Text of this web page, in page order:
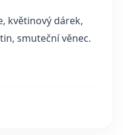
květinový dárek,
smuteční věnec.